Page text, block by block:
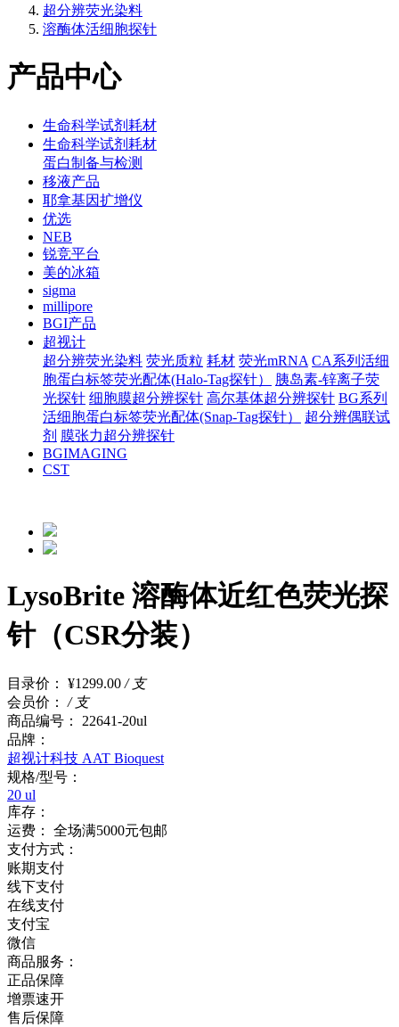
超分辨荧光染料
溶酶体活细胞探针
产品中心
生命科学试剂耗材
生命科学试剂耗材
蛋白制备与检测
移液产品
耶拿基因扩增仪
优选
NEB
锐竞平台
美的冰箱
sigma
millipore
BGI产品
超视计
超分辨荧光染料 荧光质粒 耗材 荧光mRNA CA系列活细
胞蛋白标签荧光配体(Halo-Tag探针）
胰岛素-锌离子荧
光探针 细胞膜超分辨探针 高尔基体超分辨探针 BG系列
活细胞蛋白标签荧光配体(Snap-Tag探针）
超分辨偶联试
剂 膜张力超分辨探针
BGIMAGING
CST
LysoBrite 溶酶体近红色荧光探
针（CSR分装）
目录价： ¥1299.00 / 支
会员价：
/ 支
商品编号：
22641-20ul
品牌：
超视计科技 AAT Bioquest
规格/型号：
20 ul
库存：
运费：
全场满5000元包邮
支付方式：
账期支付
线下支付
在线支付
支付宝
微信
商品服务：
正品保障
增票速开
售后保障